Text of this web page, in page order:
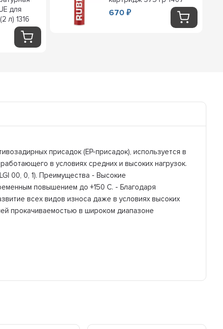
для
л) 1316
670₽
присадок (EP-присадок), используется в
в условиях средних и высоких нагрузок.
00, 0, 1). Преимущества - Высокие
повышением до +150 C. - Благодаря
всех видов износа даже в условиях высоких
прокачиваемостью в широком диапазоне